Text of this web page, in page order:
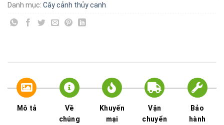
Danh mục: Cây cảnh thủy canh
Mô tả
Về
chúng
Khuyến
mại
Vận
chuyển
Bảo
hành